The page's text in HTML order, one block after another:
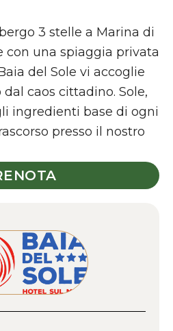
3 stelle a Marina di
con una spiaggia privata
del Sole vi accoglie
caos cittadino. Sole,
ingredienti base di ogni
presso il nostro